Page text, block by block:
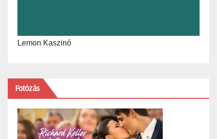
Lemon Kaszinó
Fotózás